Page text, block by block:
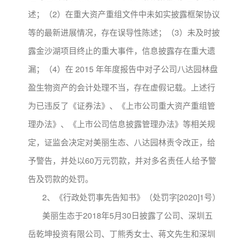
述；（2）在重大资产重组文件中未如实披露框架协议
等的最新进展情况，存在误导性陈述；（3）未及时披
露金沙湖项目终止的重大事件，信息披露存在重大遗
漏；（4）在 2015 年年度报告中对子公司八达园林盘
盈生物资产的会计处理不当，存在虚假记载。上述行
为已违反了《证券法》、《上市公司重大资产重组管
理办法》、《上市公司信息披露管理办法》等相关规
定，证监会决定对美丽生态、八达园林责令改正，给
予警告，并处以60万元罚款，并对多名责任人给予警
告及罚款的处罚。
2、《行政处罚事先告知书》（处罚字[2020]1号）
美丽生态于2018年5月30日披露了公司、深圳五
岳乾坤投资有限公司、丁熊秀女士、蒋文先生和深圳